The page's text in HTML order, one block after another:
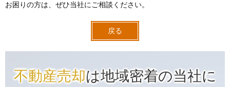
お困りの方は、ぜひ当社にご相談ください。
戻る
不動産売却は地域密着の当社に